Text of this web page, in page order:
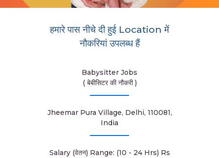
हमारे पास नीचे दी हुई Location में
नौकरियां उपलब्ध हैं
Babysitter Jobs
( बेबीसिटर की नौकरी )
Jheemar Pura Village, Delhi, 110081,
India
Salary (वेतन) Range: (10 - 24 Hrs) Rs